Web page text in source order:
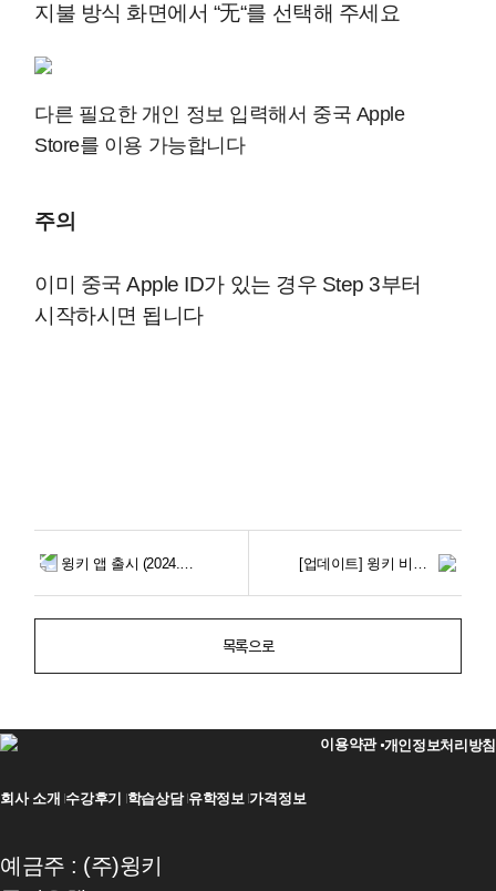
지불 방식 화면에서 “无“를 선택해 주세요
다른 필요한 개인 정보 입력해서 중국 Apple
Store를 이용 가능합니다
주의
이미 중국 Apple ID가 있는 경우 Step 3부터
시작하시면 됩니다
목록으로
이용약관 개인정보처리방침
회사 소개 수강후기 학습상담 유학정보 가격정보
예금주 : (주)윙키